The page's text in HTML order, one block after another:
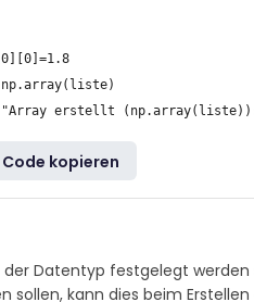
Code kopieren
Datentyp festgelegt werden
sollen, kann dies beim